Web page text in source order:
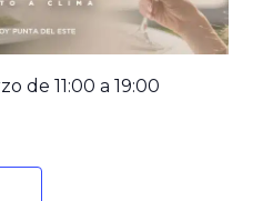
de 11:00 a 19:00